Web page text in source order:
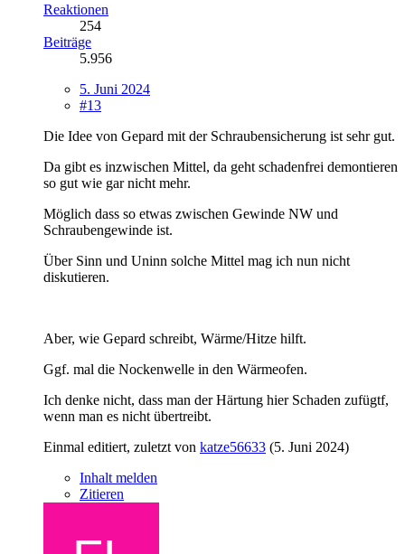
Reaktionen
254
Beiträge
5.956
5. Juni 2024
#13
Die Idee von Gepard mit der Schraubensicherung ist sehr gut.
Da gibt es inzwischen Mittel, da geht schadenfrei demontieren
so gut wie gar nicht mehr.
Möglich dass so etwas zwischen Gewinde NW und
Schraubengewinde ist.
Über Sinn und Uninn solche Mittel mag ich nun nicht
diskutieren.
Aber, wie Gepard schreibt, Wärme/Hitze hilft.
Ggf. mal die Nockenwelle in den Wärmeofen.
Ich denke nicht, dass man der Härtung hier Schaden zufügtf,
wenn man es nicht übertreibt.
Einmal editiert, zuletzt von katze56633 (5. Juni 2024)
Inhalt melden
Zitieren